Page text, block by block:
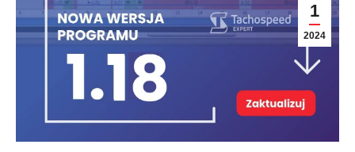
1
2024